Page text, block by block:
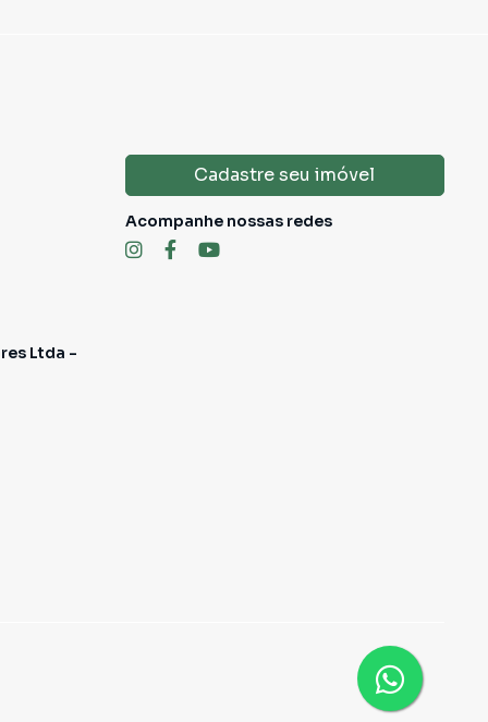
Ltda -
Cadastre seu imóvel
Acompanhe nossas redes